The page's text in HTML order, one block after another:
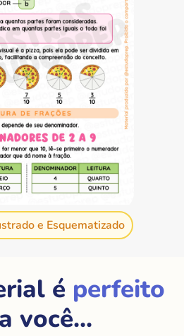
e Esquematizado
é perfeito
você...